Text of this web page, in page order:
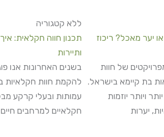
יער מאכל? ריכוז
של חוות
בת קיימא בישראל.
ויותר יוזמות
יערות
ללא קטגוריה
תכנון חווה חקלאית:
ותיירות
בשנים האחרונות אנו
להקמת חוות חקלאיות
עמותות ובעלי קרקע
חקלאיים למרחבים